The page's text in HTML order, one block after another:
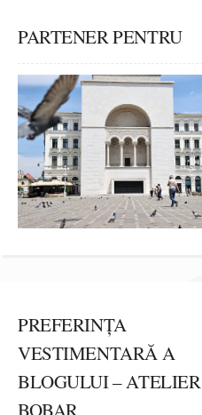
PARTENER PENTRU
PREFERINȚA
VESTIMENTARĂ A
BLOGULUI – ATELIER
BOBAR